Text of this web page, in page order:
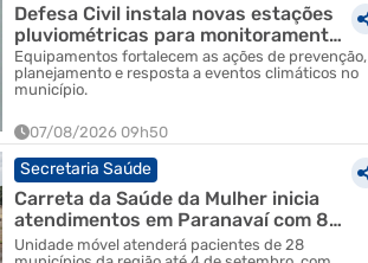
Defesa Civil instala novas estações
pluviométricas para monitoramento
de chuvas ...
Equipamentos fortalecem as ações de prevenção,
planejamento e resposta a eventos climáticos no
município.
07/08/2026 09h50
Secretaria Saúde
Carreta da Saúde da Mulher inicia
atendimentos em Paranavaí com 80
consultas gin...
Unidade móvel atenderá pacientes de 28